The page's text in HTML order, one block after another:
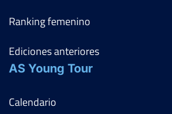
Ranking femenino
Ediciones anteriores
AS Young Tour
Calendario